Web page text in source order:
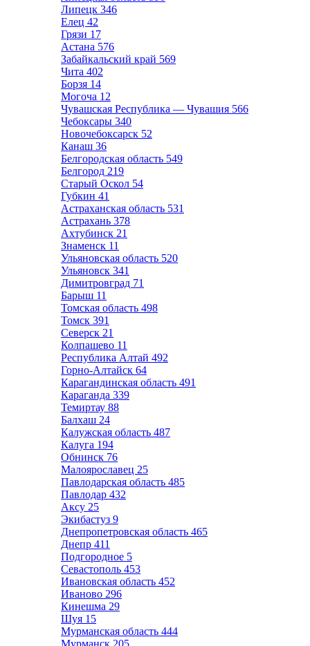
Липецк 346
Елец 42
Грязи 17
Астана 576
Забайкальский край 569
Чита 402
Борзя 14
Могоча 12
Чувашская Республика — Чувашия 566
Чебоксары 340
Новочебоксарск 52
Канаш 36
Белгородская область 549
Белгород 219
Старый Оскол 54
Губкин 41
Астраханская область 531
Астрахань 378
Ахтубинск 21
Знаменск 11
Ульяновская область 520
Ульяновск 341
Димитровград 71
Барыш 11
Томская область 498
Томск 391
Северск 21
Колпашево 11
Республика Алтай 492
Горно-Алтайск 64
Карагандинская область 491
Караганда 339
Темиртау 88
Балхаш 24
Калужская область 487
Калуга 194
Обнинск 76
Малоярославец 25
Павлодарская область 485
Павлодар 432
Аксу 25
Экибастуз 9
Днепропетровская область 465
Днепр 411
Подгородное 5
Севастополь 453
Ивановская область 452
Иваново 296
Кинешма 29
Шуя 15
Мурманская область 444
Мурманск 205